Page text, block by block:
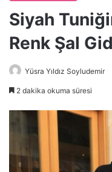
Siyah
Renk Şal
Yüsra Yıldız Soyludemir
2 dakika okuma süresi